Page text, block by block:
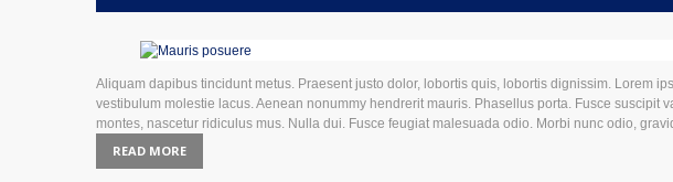
Aliquam dapibus tincidunt metus. Praesent justo dolor, lobortis quis, lobortis dignissim. Lorem
vestibulum molestie lacus. Aenean nonummy hendrerit mauris. Phasellus porta. Fusce suscipit
montes, nascetur ridiculus mus. Nulla dui. Fusce feugiat malesuada odio. Morbi nunc odio,
READ MORE